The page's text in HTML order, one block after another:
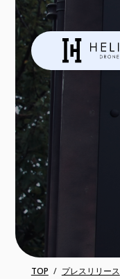
TOP プレスリリース